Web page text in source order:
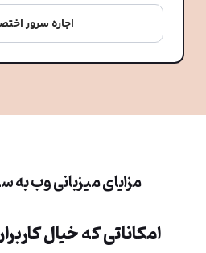
اجاره سرور
مزایای میزبانی وب
امکاناتی که خیال